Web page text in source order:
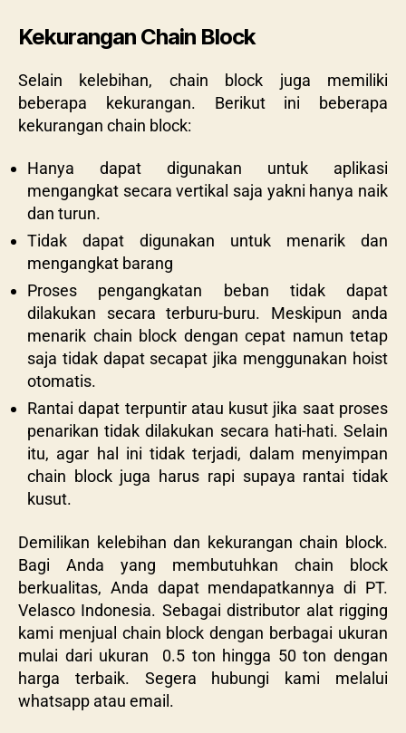
Kekurangan Chain Block
Selain kelebihan, chain block juga memiliki
beberapa kekurangan. Berikut ini beberapa
kekurangan chain block:
Hanya dapat digunakan untuk aplikasi
mengangkat secara vertikal saja yakni hanya naik
dan turun.
Tidak dapat digunakan untuk menarik dan
mengangkat barang
Proses pengangkatan beban tidak dapat
dilakukan secara terburu-buru. Meskipun anda
menarik chain block dengan cepat namun tetap
saja tidak dapat secapat jika menggunakan hoist
otomatis.
Rantai dapat terpuntir atau kusut jika saat proses
penarikan tidak dilakukan secara hati-hati. Selain
itu, agar hal ini tidak terjadi, dalam menyimpan
chain block juga harus rapi supaya rantai tidak
kusut.
Demilikan kelebihan dan kekurangan chain block.
Bagi Anda yang membutuhkan chain block
berkualitas, Anda dapat mendapatkannya di PT.
Velasco Indonesia. Sebagai distributor alat rigging
kami menjual chain block dengan berbagai ukuran
mulai dari ukuran
0.5 ton hingga 50 ton dengan
harga terbaik. Segera hubungi kami melalui
whatsapp atau email.